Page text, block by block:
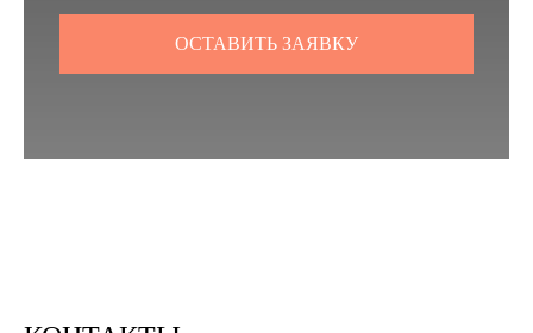
ОСТАВИТЬ ЗАЯВКУ